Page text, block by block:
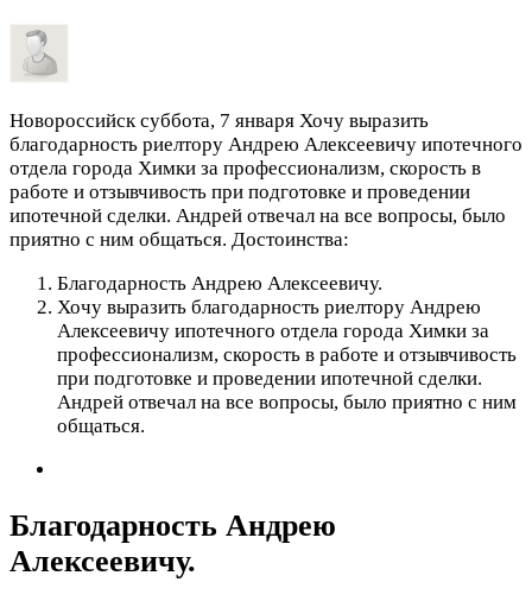
Новороссийск суббота, 7 января Хочу выразить
благодарность риелтору Андрею Алексеевичу ипотечного
отдела города Химки за профессионализм, скорость в
работе и отзывчивость при подготовке и проведении
ипотечной сделки. Андрей отвечал на все вопросы, было
приятно с ним общаться. Достоинства:
Благодарность Андрею Алексеевичу.
Хочу выразить благодарность риелтору Андрею
Алексеевичу ипотечного отдела города Химки за
профессионализм, скорость в работе и отзывчивость
при подготовке и проведении ипотечной сделки.
Андрей отвечал на все вопросы, было приятно с ним
общаться.
Благодарность Андрею
Алексеевичу.